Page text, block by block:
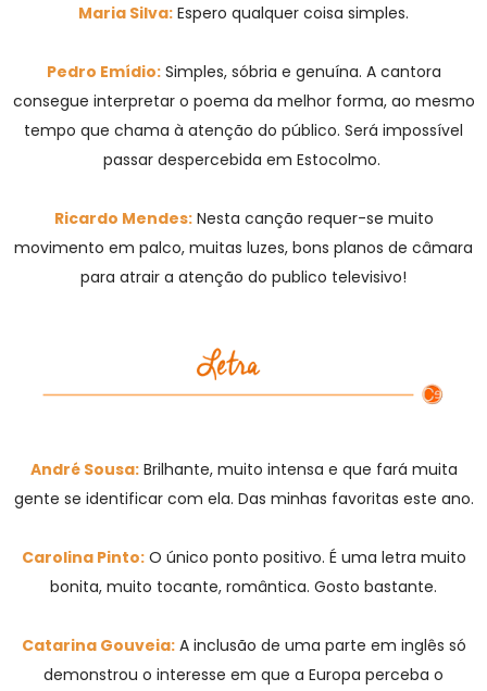
Maria Silva: Espero qualquer coisa simples.
Pedro Emídio:Simples, sóbria e genuína. A cantora
consegue interpretar o poema da melhor forma, ao mesmo
tempo que chama à atenção do público. Será impossível
passar despercebida em Estocolmo.
Ricardo Mendes:Nesta canção requer-se muito
movimento em palco, muitas luzes, bons planos de câmara
para atrair a atenção do publico televisivo!
André Sousa:Brilhante, muito intensa e que fará muita
gente se identificar com ela. Das minhas favoritas este ano.
Carolina Pinto:O único ponto positivo. É uma letra muito
bonita, muito tocante, romântica. Gosto bastante.
Catarina Gouveia:A inclusão de uma parte em inglês só
demonstrou o interesse em que a Europa perceba o